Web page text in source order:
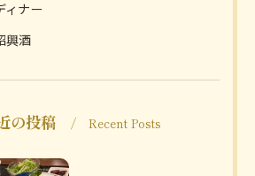
ィナー
興酒
の投稿 Recent Posts